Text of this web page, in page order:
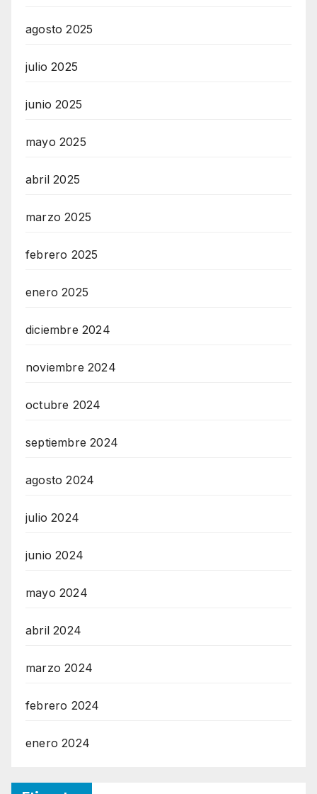
agosto 2025
julio 2025
junio 2025
mayo 2025
abril 2025
marzo 2025
febrero 2025
enero 2025
diciembre 2024
noviembre 2024
octubre 2024
septiembre 2024
agosto 2024
julio 2024
junio 2024
mayo 2024
abril 2024
marzo 2024
febrero 2024
enero 2024